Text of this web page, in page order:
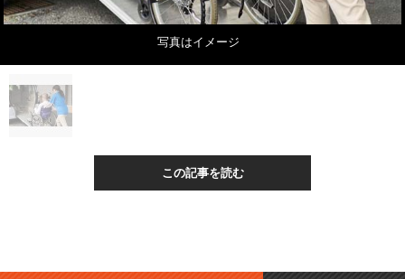
写真はイメージ
この記事を読む